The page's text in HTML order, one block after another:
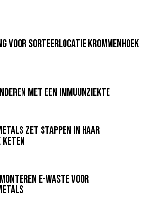
voor sorteerlocatie Krommenhoek
met een immuunziekte
zet stappen in haar
e-waste voor